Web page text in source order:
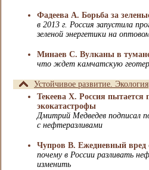
Фадеева А. Борьба за
в 2013 г. Россия запустила
зеленой энергетики на
Минаев С. Вулканы в
что ждет камчатскую
Устойчивое развитие. Экология
Текеева Х. Россия пытается
экокатастрофы
Дмитрий Медведев подписал
с нефтеразливами
Чупров В. Ежедневный вред
почему в России разливать
изменить